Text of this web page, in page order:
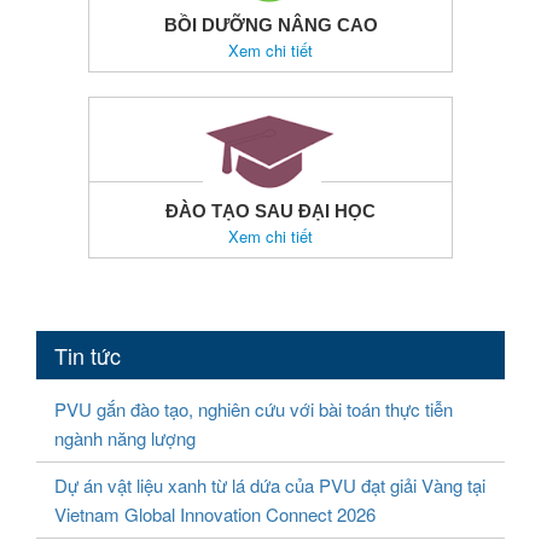
BỒI DƯỠNG NÂNG CAO
Xem chi tiết
ĐÀO TẠO SAU ĐẠI HỌC
Xem chi tiết
Tin tức
PVU gắn đào tạo, nghiên cứu với bài toán thực tiễn
ngành năng lượng
Dự án vật liệu xanh từ lá dứa của PVU đạt giải Vàng tại
Vietnam Global Innovation Connect 2026